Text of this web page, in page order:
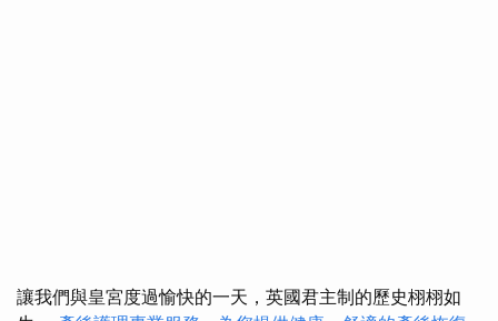
讓我們與皇宮度過愉快的一天，英國君主制的歷史栩栩如